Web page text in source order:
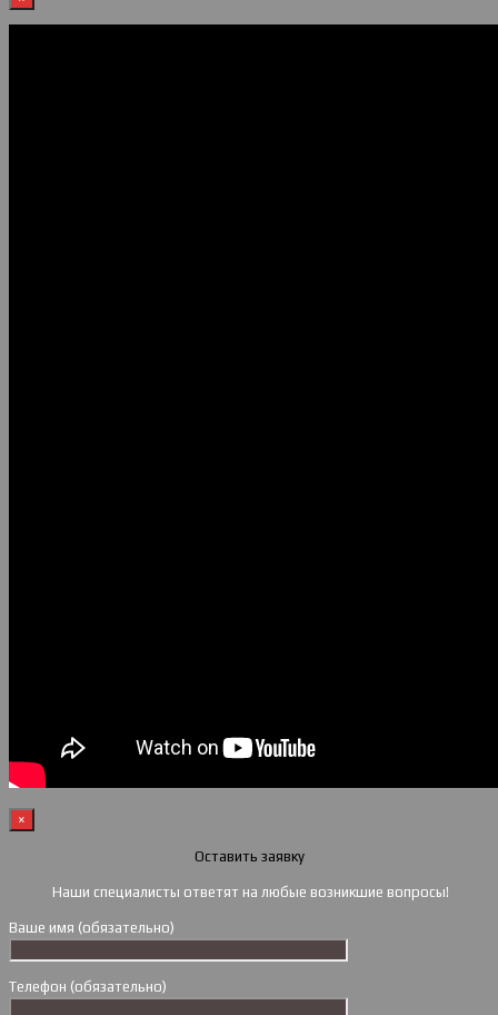
×
Оставить заявку
Наши специалисты ответят на любые возникшие вопросы!
Ваше имя (обязательно)
Телефон (обязательно)